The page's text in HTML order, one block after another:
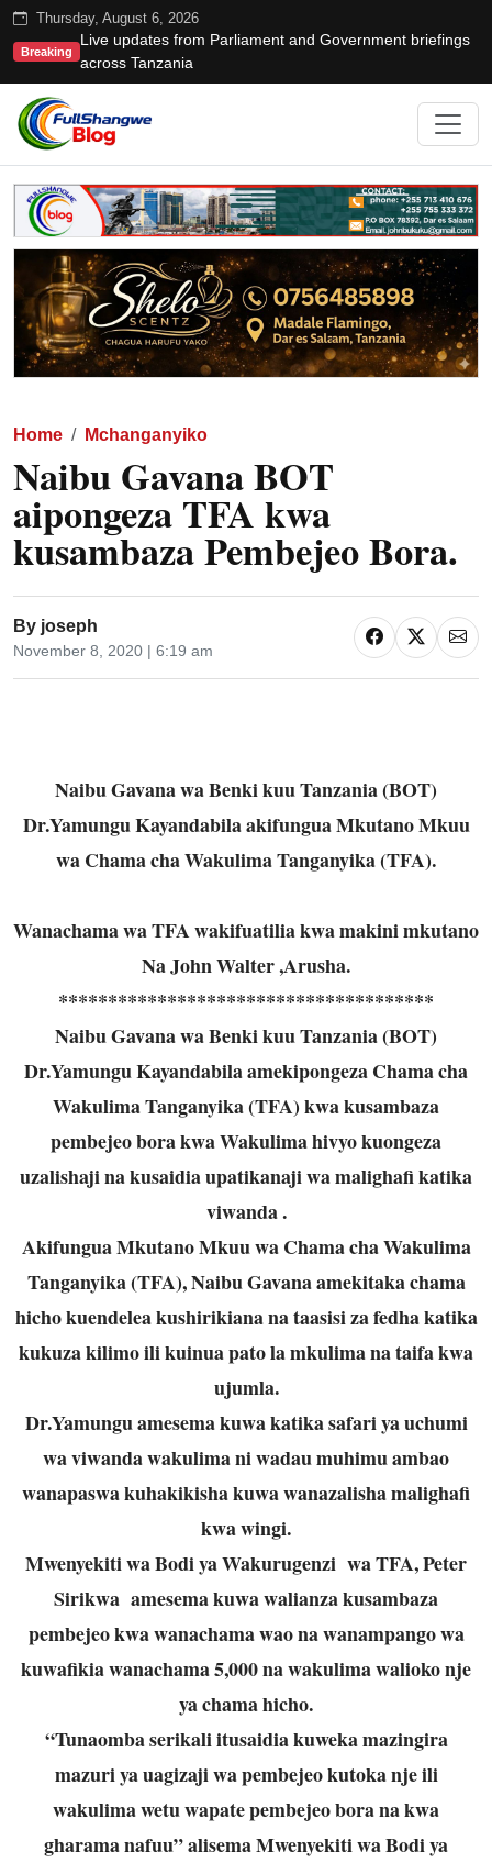
Thursday, August 6, 2026
Breaking
Live updates from Parliament and Government briefings
across Tanzania
Home Mchanganyiko
Naibu Gavana BOT
aipongeza TFA kwa
kusambaza Pembejeo Bora.
By joseph
November 8, 2020 | 6:19 am
Naibu Gavana wa Benki kuu Tanzania (BOT)
Dr.Yamungu Kayandabila akifungua Mkutano Mkuu
wa Chama cha Wakulima Tanganyika (TFA).
Wanachama wa TFA wakifuatilia kwa makini mkutano
Na John Walter ,Arusha.
**************************************
Naibu Gavana wa Benki kuu Tanzania (BOT)
Dr.Yamungu Kayandabila amekipongeza Chama cha
Wakulima Tanganyika (TFA) kwa kusambaza
pembejeo bora kwa Wakulima hivyo kuongeza
uzalishaji na kusaidia upatikanaji wa malighafi katika
viwanda .
Akifungua Mkutano Mkuu wa Chama cha Wakulima
Tanganyika (TFA), Naibu Gavana amekitaka chama
hicho kuendelea kushirikiana na taasisi za fedha katika
kukuza kilimo ili kuinua pato la mkulima na taifa kwa
ujumla.
Dr.Yamungu amesema kuwa katika safari ya uchumi
wa viwanda wakulima ni wadau muhimu ambao
wanapaswa kuhakikisha kuwa wanazalisha malighafi
kwa wingi.
Mwenyekiti wa Bodi ya Wakurugenzi wa TFA, Peter
Sirikwa amesema kuwa walianza kusambaza
pembejeo kwa wanachama wao na wanampango wa
kuwafikia wanachama 5,000 na wakulima walioko nje
ya chama hicho.
“Tunaomba serikali itusaidia kuweka mazingira
mazuri ya uagizaji wa pembejeo kutoka nje ili
wakulima wetu wapate pembejeo bora na kwa
gharama nafuu” alisema Mwenyekiti wa Bodi ya